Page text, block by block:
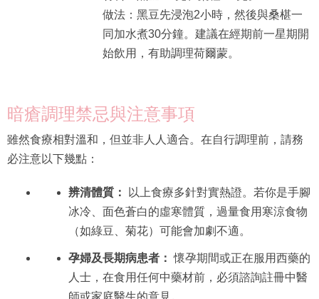
做法：黑豆先浸泡2小時，然後與桑椹一
同加水煮30分鐘。建議在經期前一星期開
始飲用，有助調理荷爾蒙。
暗瘡調理禁忌與注意事項
雖然食療相對溫和，但並非人人適合。在自行調理前，請務
必注意以下幾點：
辨清體質：
以上食療多針對實熱證。若你是手腳
冰冷、面色蒼白的虛寒體質，過量食用寒涼食物
（如綠豆、菊花）可能會加劇不適。
孕婦及長期病患者：
懷孕期間或正在服用西藥的
人士，在食用任何中藥材前，必須諮詢註冊中醫
師或家庭醫生的意見。